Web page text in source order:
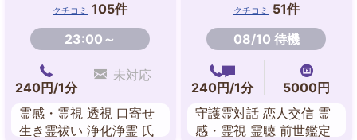
クチコミ
105件
23:00～
240円/1分
未対応
霊感・霊視 透視 口寄せ
生き霊祓い 浄化浄霊 氏
クチコミ
51件
08/10 待機
240円/1分
5000円
守護霊対話 恋人交信 霊
感・霊視 霊聴 前世鑑定